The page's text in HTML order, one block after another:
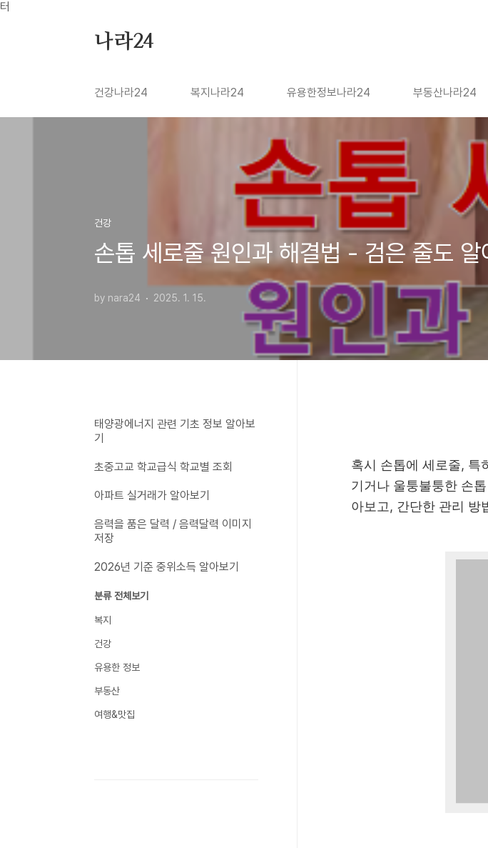
터
본문 바로가기
나라24
건강나라24 복지나라24 유용한정보나라24 부동산나라24
건강
손톱 세로줄 원인과 해결법 - 검은 줄도 알
by nara24 2025. 1. 15.
혹시 손톱에 세로줄, 특
기거나 울퉁불퉁한 손
아보고, 간단한 관리 방
태양광에너지 관련 기초 정보 알아보
기
초중고교 학교급식 학교별 조회
아파트 실거래가 알아보기
음력을 품은 달력 / 음력달력 이미지
저장
2026년 기준 중위소득 알아보기
분류 전체보기
복지
건강
유용한 정보
부동산
여행&맛집